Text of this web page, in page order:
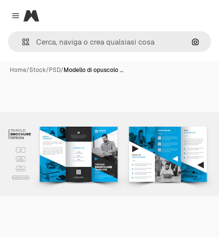
Close menu
Magnific
Cerca
Home/Stock/PSD/Modello di opuscolo …